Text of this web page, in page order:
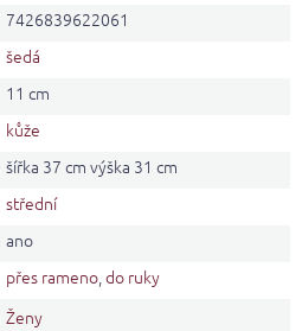
7426839622061
šedá
11 cm
kůže
šířka 37 cm výška 31 cm
střední
ano
přes rameno,do ruky
Ženy